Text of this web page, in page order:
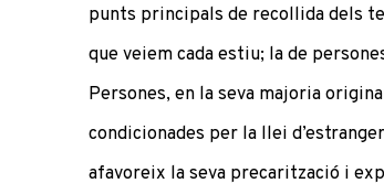
punts principals de recollida dels
que veiem cada estiu; la de
Persones, en la seva majoria
condicionades per la llei
afavoreix la seva precarització i